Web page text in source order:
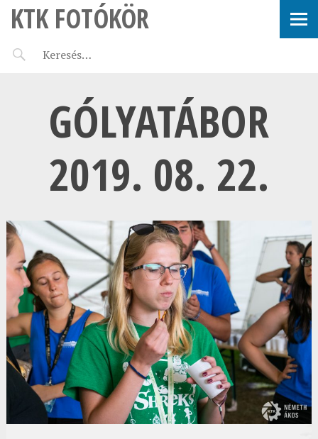
KTK FOTÓKÖR
GÓLYATÁBOR
2019. 08. 22.